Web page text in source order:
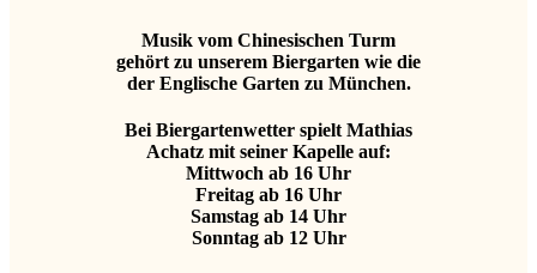
Musik vom Chinesischen Turm
gehört zu unserem Biergarten wie die
der Englische Garten zu München.
Bei Biergartenwetter spielt Mathias
Achatz mit seiner Kapelle auf:
Mittwoch ab 16 Uhr
Freitag ab 16 Uhr
Samstag ab 14 Uhr
Sonntag ab 12 Uhr